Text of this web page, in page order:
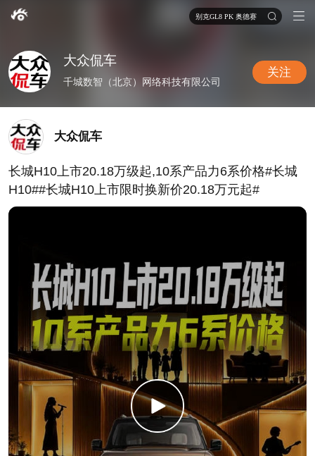
别克GL8 PK 奥德赛
大众侃车
千城数智（北京）网络科技有限公司
关注
大众侃车
长城H10上市20.18万级起,10系产品力6系价格#长城
H10##长城H10上市限时换新价20.18万元起#